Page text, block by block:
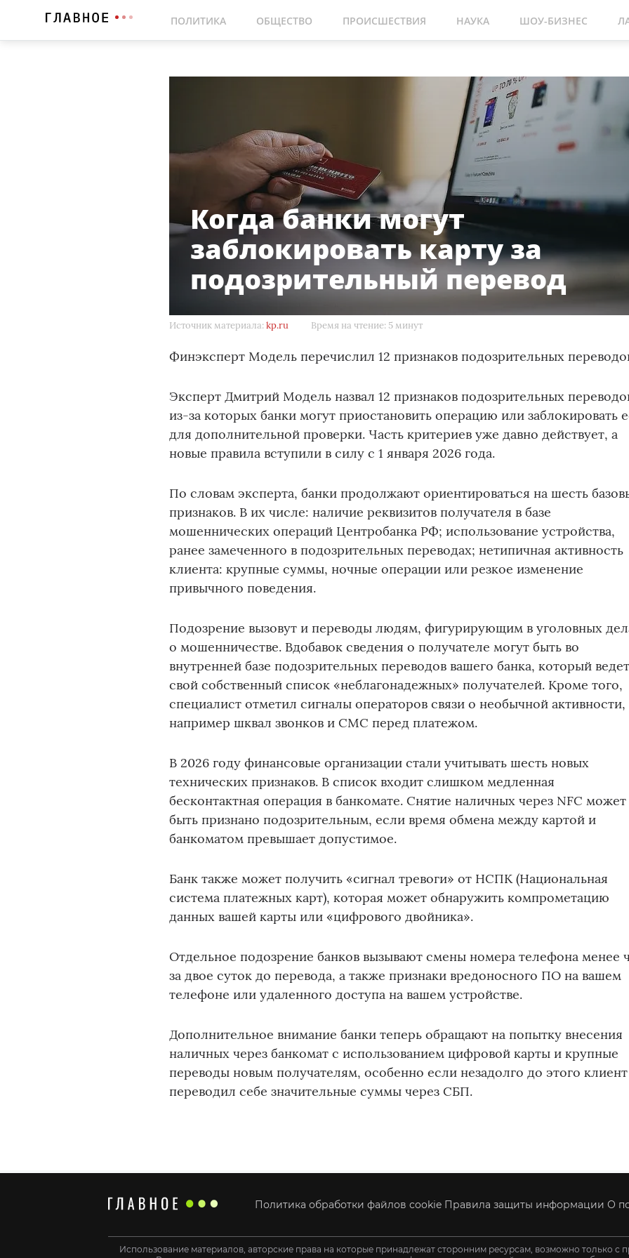
ПОЛИТИКА ОБЩЕСТВО ПРОИСШЕСТВИЯ НАУКА ШОУ-БИЗНЕС
Когда банки могут
заблокировать карту за
подозрительный перевод
Источник материала:kp.ru Время на чтение: 5 минут
Финэксперт Модель перечислил 12 признаков подозрительных
Эксперт Дмитрий Модель назвал 12 признаков подозрительных
из-за которых банки могут приостановить операцию или заблокировать
для дополнительной проверки. Часть критериев уже давно действует, а
новые правила вступили в силу с 1 января 2026 года.
По словам эксперта, банки продолжают ориентироваться на шесть
признаков. В их числе: наличие реквизитов получателя в базе
мошеннических операций Центробанка РФ; использование устройства,
ранее замеченного в подозрительных переводах; нетипичная активность
клиента: крупные суммы, ночные операции или резкое изменение
привычного поведения.
Подозрение вызовут и переводы людям, фигурирующим в уголовных
о мошенничестве. Вдобавок сведения о получателе могут быть во
внутренней базе подозрительных переводов вашего банка, который
свой собственный список «неблагонадежных» получателей. Кроме того,
специалист отметил сигналы операторов связи о необычной активности,
например шквал звонков и СМС перед платежом.
В 2026 году финансовые организации стали учитывать шесть новых
технических признаков. В список входит слишком медленная
бесконтактная операция в банкомате. Снятие наличных через NFC может
быть признано подозрительным, если время обмена между картой и
банкоматом превышает допустимое.
Банк также может получить «сигнал тревоги» от НСПК (Национальная
система платежных карт), которая может обнаружить компрометацию
данных вашей карты или «цифрового двойника».
Отдельное подозрение банков вызывают смены номера телефона менее
за двое суток до перевода, а также признаки вредоносного ПО на вашем
телефоне или удаленного доступа на вашем устройстве.
Дополнительное внимание банки теперь обращают на попытку внесения
наличных через банкомат с использованием цифровой карты и крупные
переводы новым получателям, особенно если незадолго до этого клиент
переводил себе значительные суммы через СБП.
Политика обработки файлов cookie Правила защиты информации О
Использование материалов, авторские права на которые принадлежат сторонним ресурсам, возможно только с